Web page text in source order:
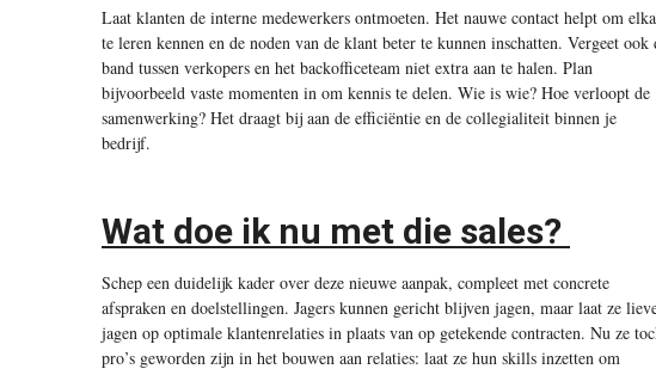
Laat klanten de interne medewerkers ontmoeten. Het nauwe contact helpt om
te leren kennen en de noden van de klant beter te kunnen inschatten. Vergeet ook
band tussen verkopers en het backofficeteam niet extra aan te halen. Plan
bijvoorbeeld vaste momenten in om kennis te delen. Wie is wie? Hoe verloopt de
samenwerking? Het draagt bij aan de efficiëntie en de collegialiteit binnen je
bedrijf.
Wat doe ik nu met die sales?
Schep een duidelijk kader over deze nieuwe aanpak, compleet met concrete
afspraken en doelstellingen. Jagers kunnen gericht blijven jagen, maar laat ze
jagen op optimale klantenrelaties in plaats van op getekende contracten. Nu ze
pro’s geworden zijn in het bouwen aan relaties: laat ze hun skills inzetten om